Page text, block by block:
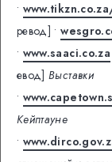
•
ревод] •
• www.saaci.co.za
евод] Выставки
•
Кейптауне
•